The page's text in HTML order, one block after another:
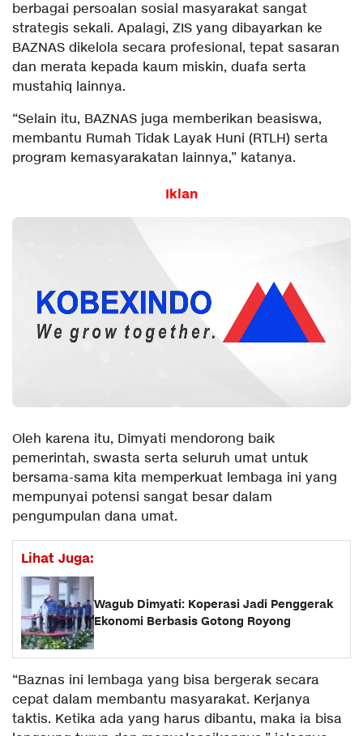
berbagai persoalan sosial masyarakat sangat
strategis sekali. Apalagi, ZIS yang dibayarkan ke
BAZNAS dikelola secara profesional, tepat sasaran
dan merata kepada kaum miskin, duafa serta
mustahiq lainnya.
“Selain itu, BAZNAS juga memberikan beasiswa,
membantu Rumah Tidak Layak Huni (RTLH) serta
program kemasyarakatan lainnya,” katanya.
Iklan
Oleh karena itu, Dimyati mendorong baik
pemerintah, swasta serta seluruh umat untuk
bersama-sama kita memperkuat lembaga ini yang
mempunyai potensi sangat besar dalam
pengumpulan dana umat.
Lihat Juga:
Wagub Dimyati: Koperasi Jadi Penggerak
Ekonomi Berbasis Gotong Royong
“Baznas ini lembaga yang bisa bergerak secara
cepat dalam membantu masyarakat. Kerjanya
taktis. Ketika ada yang harus dibantu, maka ia bisa